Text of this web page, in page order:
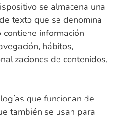
se almacena una
texto que se denomina
información
hábitos,
de contenidos,
que funcionan de
también se usan para